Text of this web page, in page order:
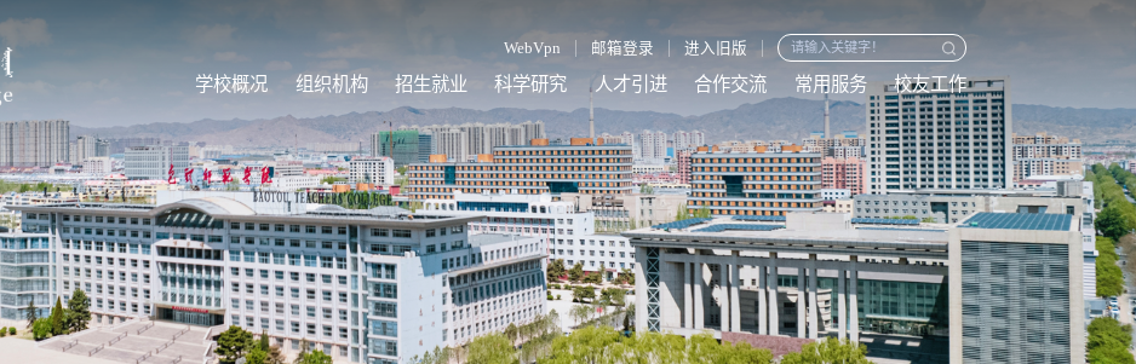
WebVpn 邮箱登录 进入旧版
学校概况 组织机构 招生就业 科学研究 人才引进 合作交流 常用服务 校友工作